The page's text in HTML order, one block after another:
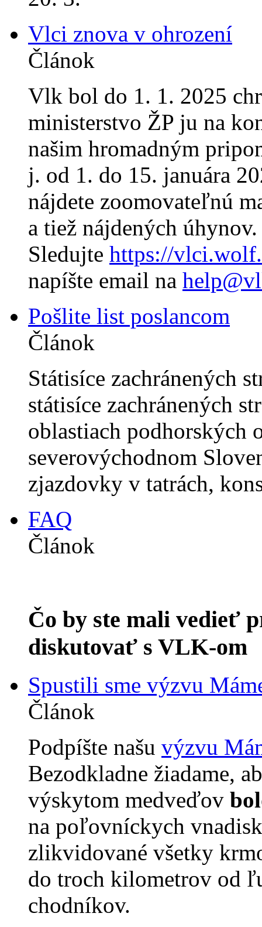
Vlci znova v ohrození
Článok
Vlk bol do 1. 1. 2025
ministerstvo ŽP ju na
našim hromadným
j. od 1. do 15. januára
nájdete zoomovateľnú
a tiež nájdených úhynov.
Sledujte https://
napíšte email na
Pošlite list poslancom
Článok
Státisíce zachránených
státisíce zachránených
oblastiach podhorských
severovýchodnom
zjazdovky v tatrách,
FAQ
Článok
Čo by ste mali vedieť
diskutovať s VLK-om
Spustili sme výzvu
Článok
Podpíšte našu výzvu
Bezodkladne žiadame,
výskytom medveďov
na poľovníckych
zlikvidované všetky
do troch kilometrov od
chodníkov.